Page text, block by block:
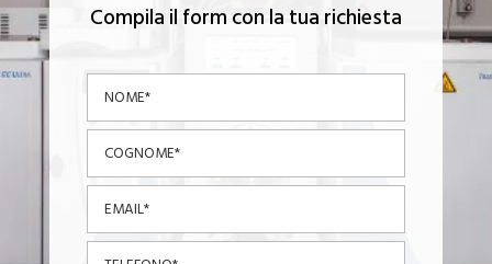
Compila il form con la tua richiesta